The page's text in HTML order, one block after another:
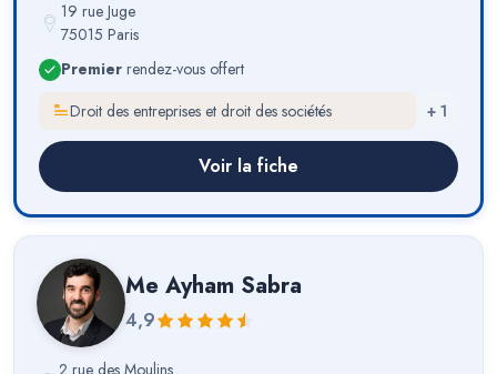
19 rue Juge
75015 Paris
Premier rendez-vous offert
Droit des entreprises et droit des sociétés
+ 1
Voir la fiche
Me Ayham Sabra
4,9